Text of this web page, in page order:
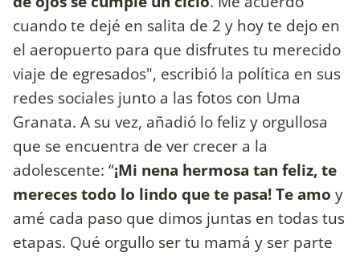
cuando te dejé en salita de 2 y hoy te dejo en
el aeropuerto para que disfrutes tu merecido
viaje de egresados", escribió la política en sus
redes sociales junto a las fotos con Uma
Granata. A su vez, añadió lo feliz y orgullosa
que se encuentra de ver crecer a la
adolescente: “¡Mi nena hermosa tan feliz, te
mereces todo lo lindo que te pasa! Te amo y
amé cada paso que dimos juntas en todas tus
etapas. Qué orgullo ser tu mamá y ser parte